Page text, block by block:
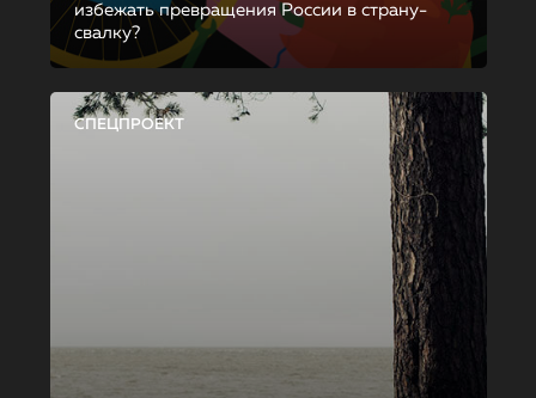
избежать превращения России в страну-
свалку?
СПЕЦПРОЕКТ